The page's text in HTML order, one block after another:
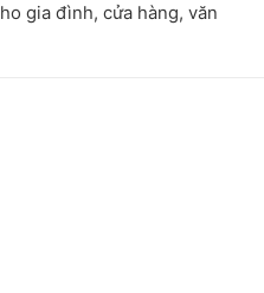
gia đình, cửa hàng, văn